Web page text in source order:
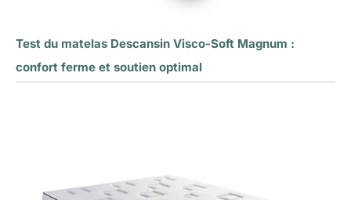
Test du matelas Descansin Visco-Soft Magnum :
confort ferme et soutien optimal